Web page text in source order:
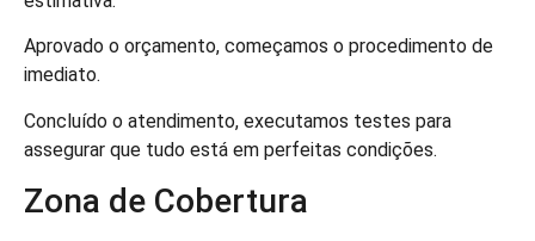
Aprovado o orçamento, começamos o procedimento de
imediato.
Concluído o atendimento, executamos testes para
assegurar que tudo está em perfeitas condições.
Zona de Cobertura